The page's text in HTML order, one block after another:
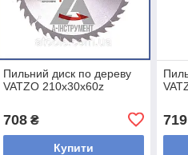
Пильний диск по дереву
VATZO 210x30x60z
708₴
Купити
719